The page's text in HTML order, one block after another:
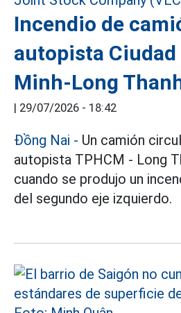
Incendio de
autopista Ciudad
Minh-Long
| 29/07/2026 - 18:42
Đồng Nai - Un camión
autopista TPHCM - Long
cuando se produjo un
del segundo eje izquierdo.